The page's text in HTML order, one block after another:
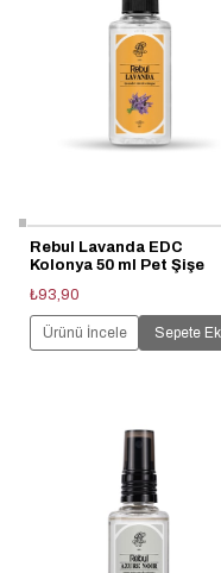
Rebul Lavanda EDC
Kolonya 50 ml Pet Şişe
₺93,90
Ürünü İncele Sepete